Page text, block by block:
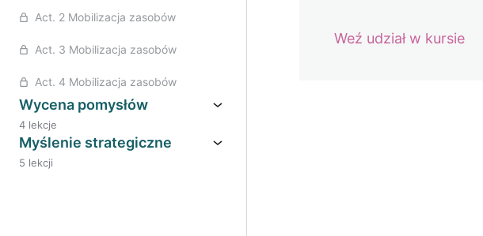
Act. 2 Mobilizacja zasobów
Act. 3 Mobilizacja zasobów
Act. 4 Mobilizacja zasobów
Wycena pomysłów
4 lekcje
Myślenie strategiczne
5 lekcji
Weź udział w kursie